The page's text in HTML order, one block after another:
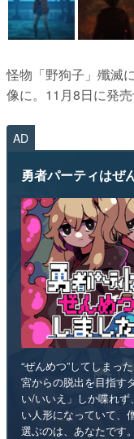
女性向け
アプリレビュー
その他
運営：株式会社マレ
怪物「野狗子」殲滅
像に。11月8日に発
AD
勇者パーティはぜ
“ぜんめつ”してしまっ
宮からの脱出を目指す
い/いいえ」しか喋れ
い人形になっていて、
選ぶのは、あなたです。